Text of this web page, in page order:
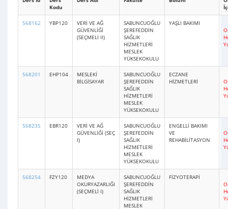
Kodu
568162 YBP120
VERİ VE AĞ
GÜVENLİĞİ
(SEÇMELİ II)
SABUNCUOĞLU
ŞEREFEDDİN
SAĞLIK
HİZMETLERİ
MESLEK
YÜKSEKOKULU
YAŞLI BAKIMI
568201 EHP104
MESLEKİ
BİLGİSAYAR
SABUNCUOĞLU
ŞEREFEDDİN
SAĞLIK
HİZMETLERİ
MESLEK
YÜKSEKOKULU
ECZANE
HİZMETLERİ
568235 EBR120
VERİ VE AĞ
GÜVENLİĞİ (SEÇ
I)
SABUNCUOĞLU
ŞEREFEDDİN
SAĞLIK
HİZMETLERİ
MESLEK
YÜKSEKOKULU
ENGELLİ BAKIMI
VE
REHABİLİTASYON
568254 FZY120
MEDYA
OKURYAZARLIĞI
(SEÇMELİ I)
SABUNCUOĞLU
ŞEREFEDDİN
SAĞLIK
HİZMETLERİ
MESLEK
FİZYOTERAPİ